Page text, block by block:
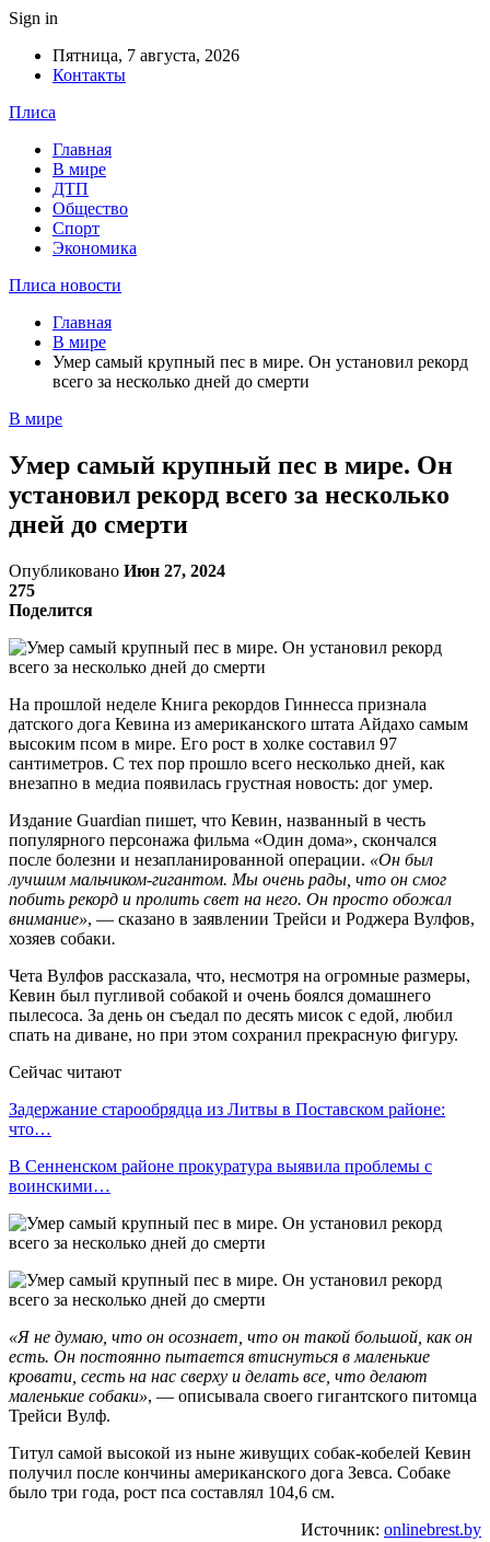
Sign in
Пятница, 7 августа, 2026
Контакты
Плиса
Главная
В мире
ДТП
Общество
Спорт
Экономика
Плиса новости
Главная
В мире
Умер самый крупный пес в мире. Он установил рекорд
всего за несколько дней до смерти
В мире
Умер самый крупный пес в мире. Он
установил рекорд всего за несколько
дней до смерти
Опубликовано Июн 27, 2024
275
Поделится
На прошлой неделе Книга рекордов Гиннесса признала
датского дога Кевина из американского штата Айдахо самым
высоким псом в мире. Его рост в холке составил 97
сантиметров. С тех пор прошло всего несколько дней, как
внезапно в медиа появилась грустная новость: дог умер.
Издание Guardian пишет, что Кевин, названный в честь
популярного персонажа фильма «Один дома», скончался
после болезни и незапланированной операции. «Он был
лучшим мальчиком-гигантом. Мы очень рады, что он смог
побить рекорд и пролить свет на него. Он просто обожал
внимание», — сказано в заявлении Трейси и Роджера Вулфов,
хозяев собаки.
Чета Вулфов рассказала, что, несмотря на огромные размеры,
Кевин был пугливой собакой и очень боялся домашнего
пылесоса. За день он съедал по десять мисок с едой, любил
спать на диване, но при этом сохранил прекрасную фигуру.
Сейчас читают
Задержание старообрядца из Литвы в Поставском районе:
что…
В Сенненском районе прокуратура выявила проблемы с
воинскими…
«Я не думаю, что он осознает, что он такой большой, как он
есть. Он постоянно пытается втиснуться в маленькие
кровати, сесть на нас сверху и делать все, что делают
маленькие собаки», — описывала своего гигантского питомца
Трейси Вулф.
Титул самой высокой из ныне живущих собак-кобелей Кевин
получил после кончины американского дога Зевса. Собаке
было три года, рост пса составлял 104,6 см.
Источник: onlinebrest.by